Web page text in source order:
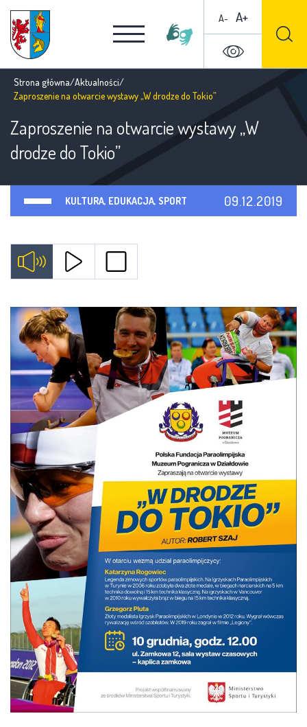
A- A+
Strona główna/Aktualności/
Zaproszenie na otwarcie wystawy „W drodze do Tokio”
Zaproszenie na otwarcie wystawy „W
drodze do Tokio”
KULTURA, EDUKACJA, SPORT 09.12.2019